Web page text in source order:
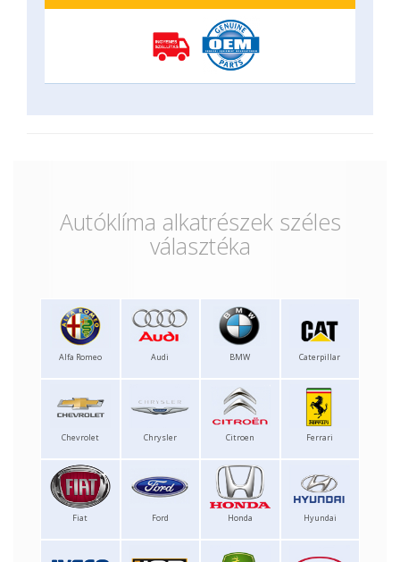
Autóklíma alkatrészek széles
választéka
Alfa Romeo Audi BMW Caterpillar
Chevrolet Chrysler Citroen Ferrari
Fiat Ford Honda Hyundai